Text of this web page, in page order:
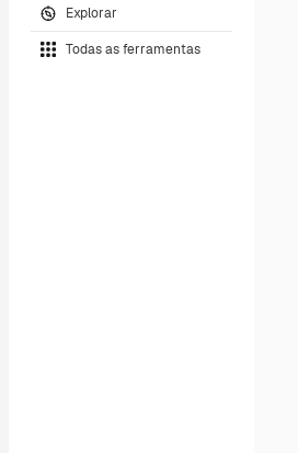
Explorar
Todas as ferramentas